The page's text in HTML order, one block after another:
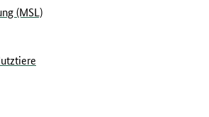
(MSL)